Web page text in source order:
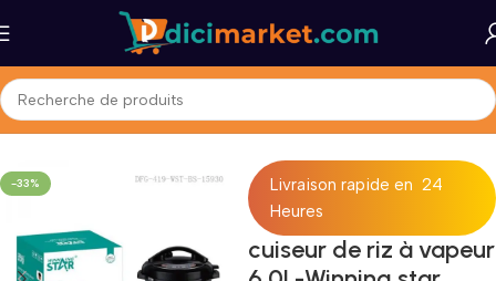
Bureau Cuisine & Art de la table Casseroles, Poêles & Faitouts
-33%
Livraison rapide en 24
Heures
cuiseur de riz à vapeur